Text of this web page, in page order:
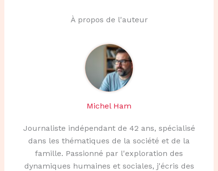
À propos de l'auteur
Michel Ham
Journaliste indépendant de 42 ans, spécialisé
dans les thématiques de la société et de la
famille. Passionné par l'exploration des
dynamiques humaines et sociales, j'écris des